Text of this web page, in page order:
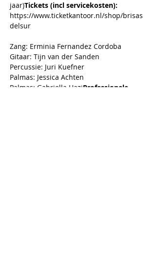
jaar)Tickets (incl servicekosten):
https://www.ticketkantoor.nl/shop/brisas
delsur
Zang: Erminia Fernandez Cordoba
Gitaar: Tijn van der Sanden
Percussie: Juri Kuefner
Palmas: Jessica Achten
Palmas: Gabriella HaziProfessionele